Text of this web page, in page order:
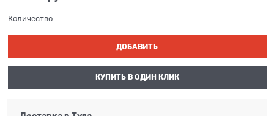
Количество:
ДОБАВИТЬ
КУПИТЬ В ОДИН КЛИК